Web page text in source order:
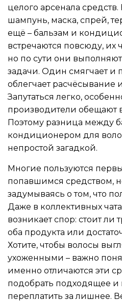
целого арсенала средств.
шампунь, маска, спрей,
ещё – бальзам и
встречаются повсюду, их
но по сути они
задачи. Один смягчает и
облегчает расчёсывание
Запутаться легко,
производители обещают
Поэтому разница между
кондиционером для
непростой загадкой.
Многие пользуются
попавшимся средством,
задумываясь о том, что
Даже в коллективных
возникает спор: стоит ли
оба продукта или
Хотите, чтобы волосы
ухоженными – важно
именно отличаются эти
подобрать подходящее и
переплатить за лишнее.